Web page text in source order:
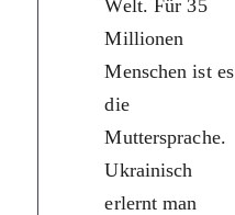
Welt. Für 35
Millionen
Menschen ist es
die
Muttersprache.
Ukrainisch
erlernt man